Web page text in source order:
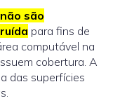
são
para fins de
computável na
cobertura. A
das superfícies